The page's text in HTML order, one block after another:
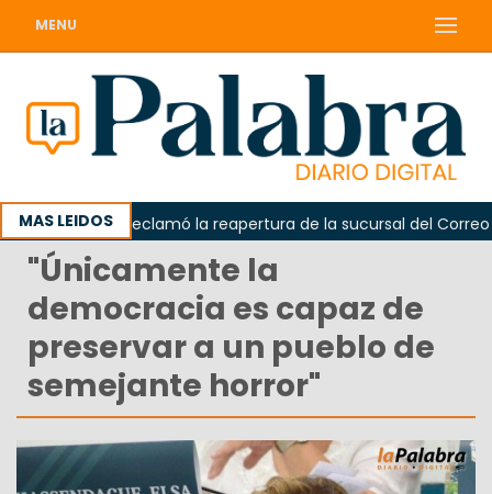
MENU
MAS LEIDOS
Odarda reclamó la reapertura de la sucursal del Correo
"Únicamente la
democracia es capaz de
preservar a un pueblo de
semejante horror"